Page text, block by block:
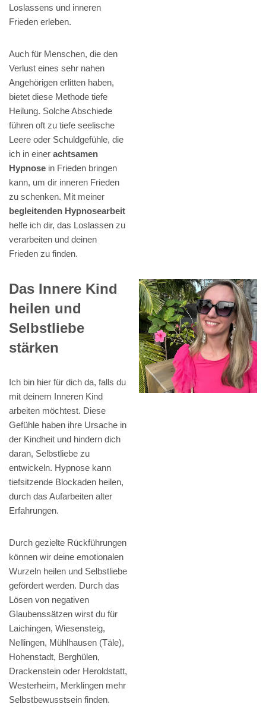
Loslassens und inneren
Frieden erleben.
Auch für Menschen, die den
Verlust eines sehr nahen
Angehörigen erlitten haben,
bietet diese Methode tiefe
Heilung. Solche Abschiede
führen oft zu tiefe seelische
Leere oder Schuldgefühle, die
ich in einer achtsamen
Hypnose in Frieden bringen
kann, um dir inneren Frieden
zu schenken. Mit meiner
begleitenden Hypnosearbeit
helfe ich dir, das Loslassen zu
verarbeiten und deinen
Frieden zu finden.
Das Innere Kind
heilen und
Selbstliebe
stärken
Ich bin hier für dich da, falls du
mit deinem Inneren Kind
arbeiten möchtest. Diese
Gefühle haben ihre Ursache in
der Kindheit und hindern dich
daran, Selbstliebe zu
entwickeln. Hypnose kann
tiefsitzende Blockaden heilen,
durch das Aufarbeiten alter
Erfahrungen.
Durch gezielte Rückführungen
können wir deine emotionalen
Wurzeln heilen und Selbstliebe
gefördert werden. Durch das
Lösen von negativen
Glaubenssätzen wirst du für
Laichingen, Wiesensteig,
Nellingen, Mühlhausen (Täle),
Hohenstadt, Berghülen,
Drackenstein oder Heroldstatt,
Westerheim, Merklingen mehr
Selbstbewusstsein finden.